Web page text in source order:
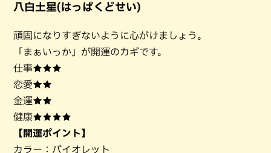
八白土星(はっぱくどせい)
頑固になりすぎないように心がけましょう。
「まぁいっか」が開運のカギです。
仕事★★★
恋愛★★
金運★★
健康★★★★
【開運ポイント】
カラー：バイオレット